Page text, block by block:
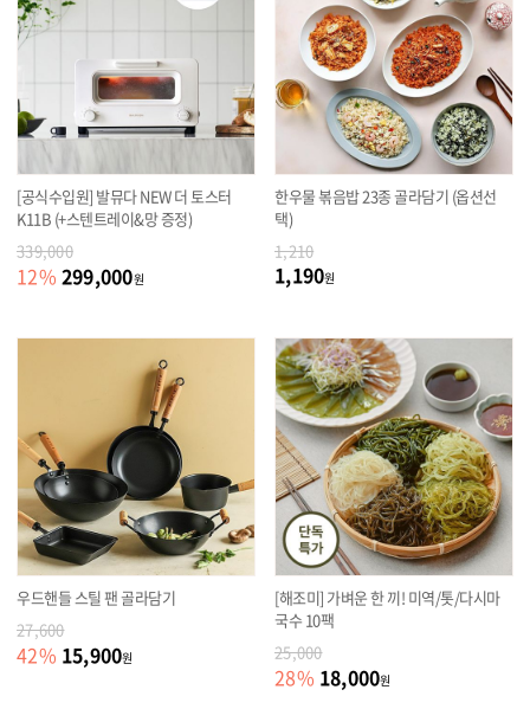
[공식수입원] 발뮤다 NEW 더 토스터
K11B (+스텐트레이&망 증정)
339,000
12% 299,000원
한우물 볶음밥 23종 골라담기 (옵션선
택)
1,210
1,190원
우드핸들 스틸 팬 골라담기
27,600
42% 15,900원
[해조미] 가벼운 한 끼! 미역/톳/다시마
국수 10팩
25,000
28% 18,000원